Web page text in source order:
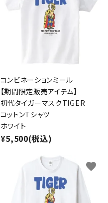
コンビネーションミール
【期間限定販売アイテム】
初代タイガーマスクTIGER
コットンTシャツ
ホワイト
¥5,500(税込)
favorite